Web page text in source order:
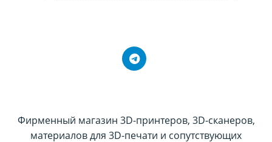
Фирменный магазин 3D-принтеров, 3D-сканеров,
материалов для 3D-печати и сопутствующих